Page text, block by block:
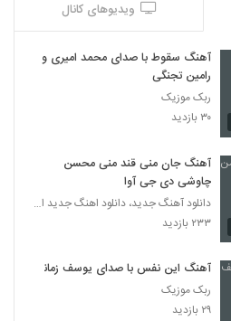
ویدیوهای کانال
آهنگ سقوط با صدای محمد امیری و
رامین تجنگی
ربک موزیک
۳۰ بازدید
آهنگ جان منی قند منی محسن
چاوشی دی جی آوا
دانلود آهنگ جدید، دانلود اهنگ جدید ایرانی
۲۳۳ بازدید
آهنگ این نفس با صدای یوسف زمانی
ربک موزیک
۲۹ بازدید